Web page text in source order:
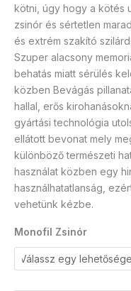
kötni, úgy hogy a kötés
zsinór és sértetlen
és extrém szakító
Szuper alacsony
behatás miatt sérülés
közben Bevágás
hallal, erős
gyártási technológia
ellátott bevonat mely
különböző természeti
használat közben egy
használhatatlanság,
vehetünk kézbe.
Monofil Zsinór